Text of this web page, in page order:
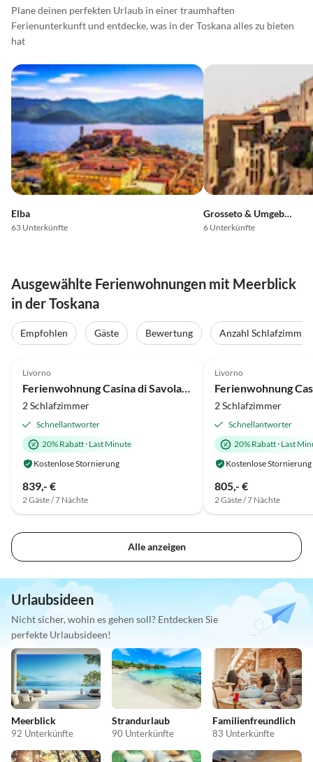
Plane deinen perfekten Urlaub in einer traumhaften
Ferienunterkunft und entdecke, was in der Toskana alles zu bieten
hat
Elba
63 Unterkünfte
Grosseto & Umgebung
6 Unterkünfte
Ausgewählte Ferienwohnungen mit Meerblick
in der Toskana
Empfohlen Gäste Bewertung Anzahl Schlafzimmer
Livorno
Ferienwohnung Casina di Savolano
2 Schlafzimmer
Schnellantworter
20% Rabatt· Last Minute
Kostenlose Stornierung
839,- €
2 Gäste / 7 Nächte
Livorno
2 Schlafzimmer
Schnellantworter
20% Rabatt· Last
Kostenlose Stornierung
805,- €
2 Gäste / 7 Nächte
Alle anzeigen
Urlaubsideen
Nicht sicher, wohin es gehen soll? Entdecken Sie
perfekte Urlaubsideen!
Meerblick
92 Unterkünfte
Strandurlaub
90 Unterkünfte
Familienfreundlich
83 Unterkünfte